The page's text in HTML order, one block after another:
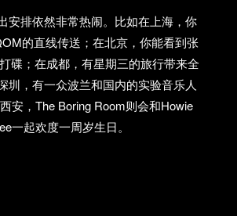
安排依然非常热闹。比如在上海，你
的直线传送；在北京，你能看到张
碟；在成都，有星期三的旅行带来全
圳，有一众波兰和国内的实验音乐人
安，The Boring Room则会和Howie
一起欢度一周岁生日。